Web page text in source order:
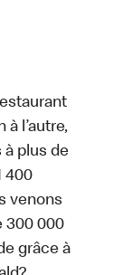
à l’autre,
à plus de
400
venons
300 000
grâce à